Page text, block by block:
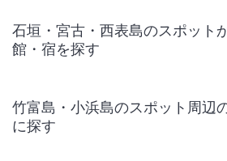
石垣・宮古・西表島のスポット
館・宿を探す
竹富島・小浜島のスポット周辺
に探す